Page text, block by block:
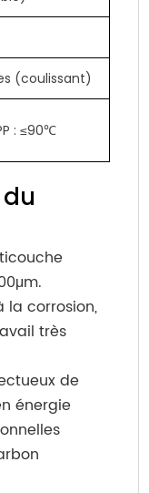
(coulissant)
: ≤90℃
la corrosion,
très
de
énergie